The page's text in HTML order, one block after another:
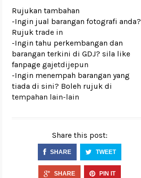
Rujukan tambahan
-Ingin jual barangan fotografi anda?
Rujuk trade in
-Ingin tahu perkembangan dan
barangan terkini di GDJ? sila like
fanpage gajetdijepun
-Ingin menempah barangan yang
tiada di sini? Boleh rujuk di
tempahan lain-lain
Share this post:
SHARE TWEET
SHARE PIN IT